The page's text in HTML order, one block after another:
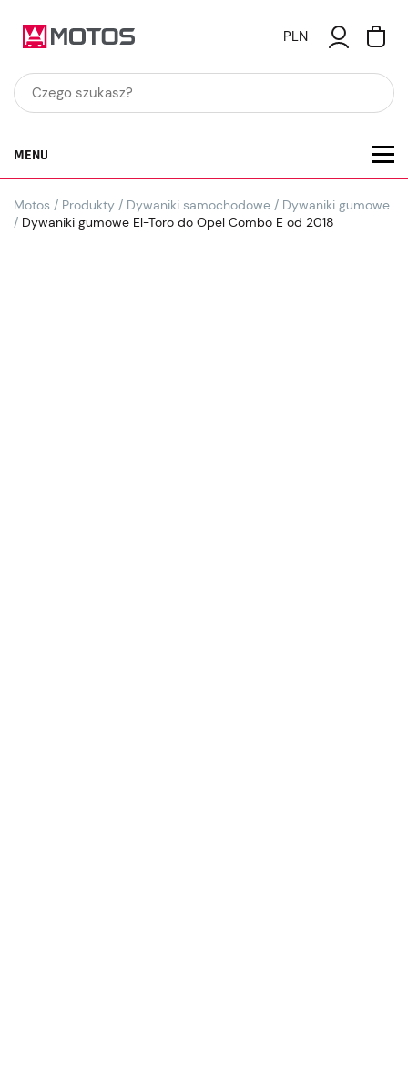
PLN
MENU
Motos / Produkty / Dywaniki samochodowe / Dywaniki gumowe
/ Dywaniki gumowe El-Toro do Opel Combo E od 2018